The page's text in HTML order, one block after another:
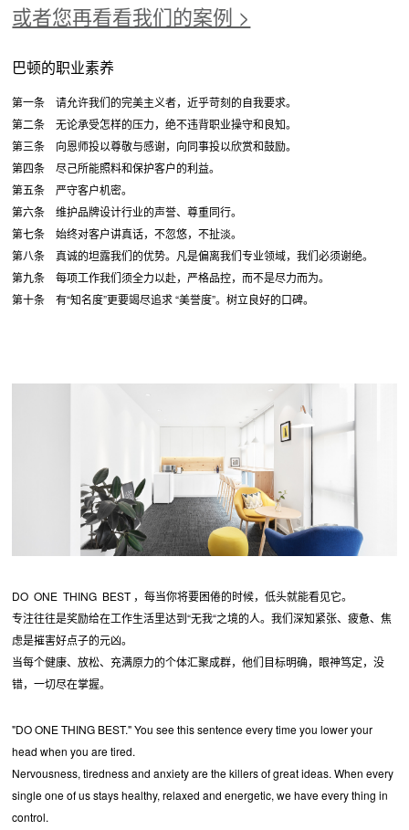
或者您再看看我们的案例 >
巴顿的职业素养
第一条 请允许我们的完美主义者，近乎苛刻的自我要求。
第二条 无论承受怎样的压力，绝不违背职业操守和良知。
第三条 向恩师投以尊敬与感谢，向同事投以欣赏和鼓励。
第四条 尽己所能照料和保护客户的利益。
第五条 严守客户机密。
第六条 维护品牌设计行业的声誉、尊重同行。
第七条 始终对客户讲真话，不忽悠，不扯淡。
第八条 真诚的坦露我们的优势。凡是偏离我们专业领域，我们必须谢绝。
第九条 每项工作我们须全力以赴，严格品控，而不是尽力而为。
第十条 有“知名度”更要竭尽追求 “美誉度”。树立良好的口碑。
DO ONE THING BEST ，每当你将要困倦的时候，低头就能看见它。
专注往往是奖励给在工作生活里达到“无我“之境的人。我们深知紧张、疲惫、焦
虑是摧害好点子的元凶。
当每个健康、放松、充满原力的个体汇聚成群，他们目标明确，眼神笃定，没
错，一切尽在掌握。
"DO ONE THING BEST." You see this sentence every time you lower your
head when you are tired.
Nervousness, tiredness and anxiety are the killers of great ideas. When every
single one of us stays healthy, relaxed and energetic, we have every thing in
control.